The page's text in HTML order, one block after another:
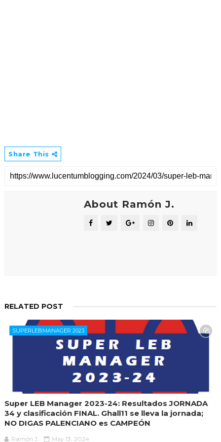
Share This
About Ramón J.
RELATED POST
SUPERLEBMANAGER 2023
Super LEB Manager 2023-24: Resultados JORNADA
34 y clasificación FINAL. Ghall11 se lleva la jornada;
NO DIGAS PALENCIANO es CAMPEÓN
Ramón J. May 13, 2024